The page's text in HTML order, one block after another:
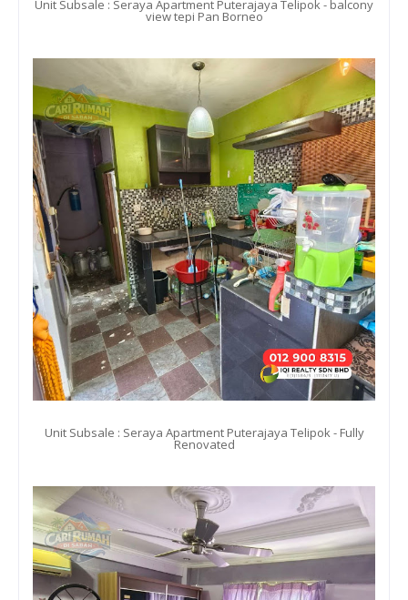
Unit Subsale : Seraya Apartment Puterajaya Telipok - balcony
view tepi Pan Borneo
Unit Subsale : Seraya Apartment Puterajaya Telipok - Fully
Renovated